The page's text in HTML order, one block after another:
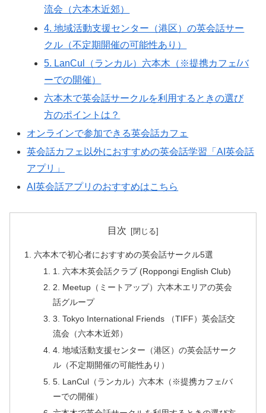
流会（六本木近郊）
4. 地域活動支援センター（港区）の英会話サー
クル（不定期開催の可能性あり）
5. LanCul（ランカル）六本木（※提携カフェ/バ
ーでの開催）
六本木で英会話サークルを利用するときの選び
方のポイントは？
オンラインで参加できる英会話カフェ
英会話カフェ以外におすすめの英会話学習「AI英会話
アプリ」
AI英会話アプリのおすすめはこちら
目次
六本木で初心者におすすめの英会話サークル5選
1. 六本木英会話クラブ (Roppongi English Club)
2. Meetup（ミートアップ）六本木エリアの英会
話グループ
3. Tokyo International Friends （TIFF）英会話交
流会（六本木近郊）
4. 地域活動支援センター（港区）の英会話サーク
ル（不定期開催の可能性あり）
5. LanCul（ランカル）六本木（※提携カフェ/バ
ーでの開催）